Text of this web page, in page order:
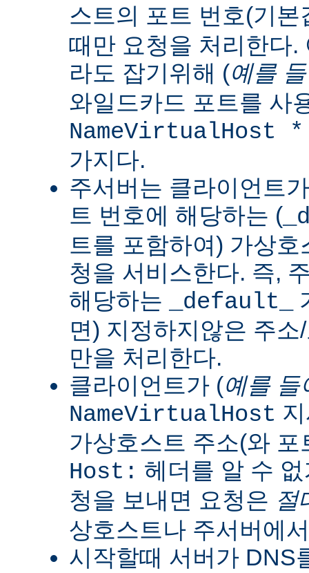
스트의 포트 번호(기
때만 요청을 처리한다.
라도 잡기위해 (예를
와일드카드 포트를 사
NameVirtualHost *
가지다.
주서버는 클라이언트
트 번호에 해당하는 (
트를 포함하여) 가상
청을 서비스한다. 즉,
해당하는
_default_
면) 지정하지않은 주
만을 처리한다.
클라이언트가 (예를 들
NameVirtualHost
가상호스트 주소(와
Host: 헤더를 알 수
청을 보내면 요청은 절
상호스트나 주서버에
시작할때 서버가 DNS